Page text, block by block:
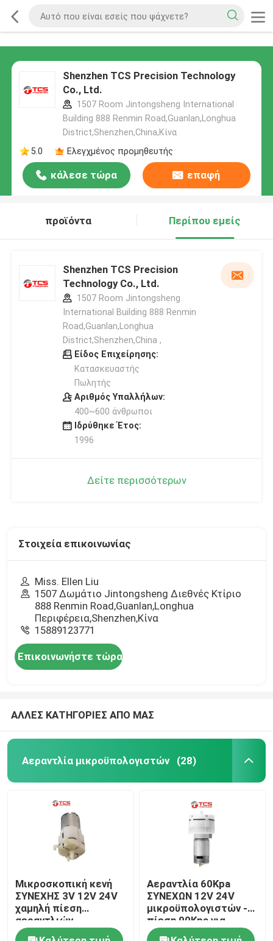
Shenzhen TCS Precision Technology
Co., Ltd.
1507 Room Jintongsheng International
Building 888 Renmin Road,Guanlan,Longhua
District,Shenzhen,China,Κίνα
5.0
Ελεγχμένος προμηθευτής
κάλεσε τώρα επαφή
προϊόντα Περίπου εμείς
Shenzhen TCS Precision
Technology Co., Ltd.
1507 Room Jintongsheng
International Building 888 Renmin
Road,Guanlan,Longhua
District,Shenzhen,China ,
Είδος Επιχείρησης:
Κατασκευαστής
Πωλητής
Αριθμός Υπαλλήλων:
400~600 άνθρωποι
Ιδρύθηκε Έτος:
1996
Δείτε περισσότερων
Στοιχεία επικοινωνίας
Miss. Ellen Liu
1507 Δωμάτιο Jintongsheng Διεθνές Κτίριο
888 Renmin Road,Guanlan,Longhua
Περιφέρεια,Shenzhen,Κίνα
15889123771
Επικοινωνήστε τώρα
ΑΛΛΕΣ ΚΑΤΗΓΟΡΙΕΣ ΑΠΟ ΜΑΣ
Αεραντλία μικροϋπολογιστών (28)
Μικροσκοπική κενή
ΣΥΝΕΧΗΣ 3V 12V 24V
χαμηλή πίεση
αεραντλιών
μικροϋπολογιστών
Αεραντλία 60Kpa
ΣΥΝΕΧΩΝ 12V 24V
μικροϋπολογιστών -
πίεση 90Kpa για
Massager